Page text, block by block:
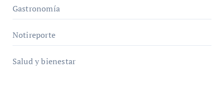
Gastronomía
Notireporte
Salud y bienestar